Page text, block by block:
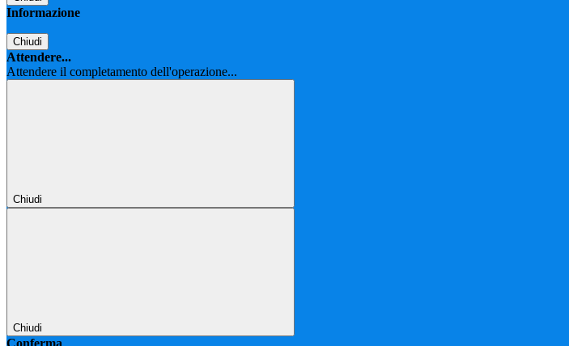
Informazione
Chiudi
Attendere...
Attendere il completamento dell'operazione...
Chiudi
Chiudi